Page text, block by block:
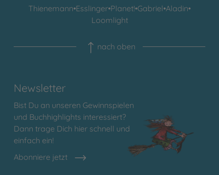
Thienemann•Esslinger•Planet!•Gabriel•Aladin•
Loomlight
nach oben
Newsletter
Bist Du an unseren Gewinnspielen
und Buchhighlights interessiert?
Dann trage Dich hier schnell und
einfach ein!
Abonniere jetzt